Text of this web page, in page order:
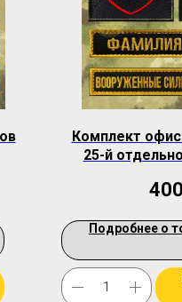
Комплект
25-й
400
Подробнее о